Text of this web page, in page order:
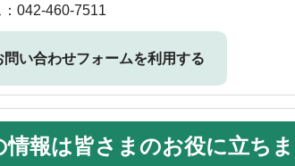
042-460-7511
問い合わせフォームを利用する
情報は皆さまのお役に立ち